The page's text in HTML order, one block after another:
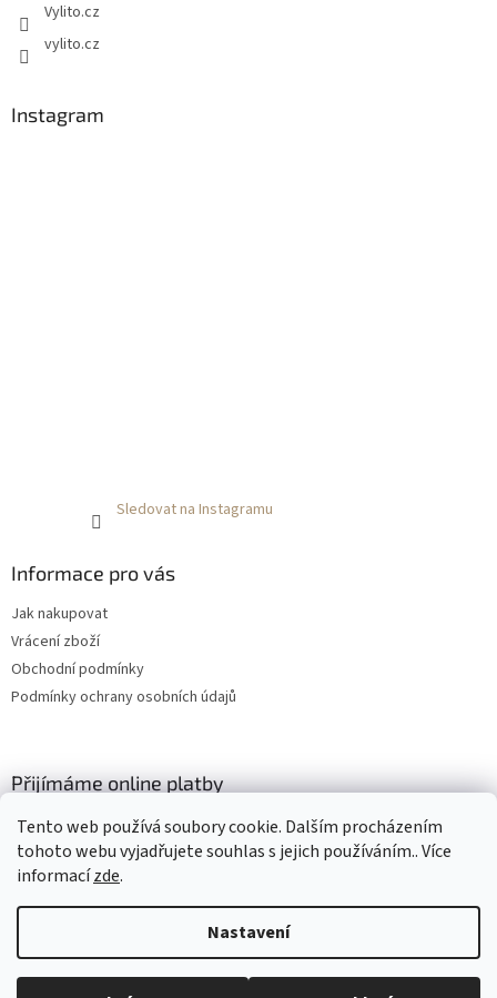
Tento web používá soubory cookie. Dalším procházením
tohoto webu vyjadřujete souhlas s jejich používáním.. Více
informacízde.
Nastavení
Vylito.cz
vylito.cz
Instagram
Sledovat na Instagramu
Informace pro vás
Jak nakupovat
Vrácení zboží
Obchodní podmínky
Podmínky ochrany osobních údajů
Přijímáme online platby
Vytvořil Shoptet